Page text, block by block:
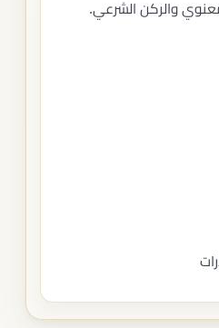
والركن الشرعي.